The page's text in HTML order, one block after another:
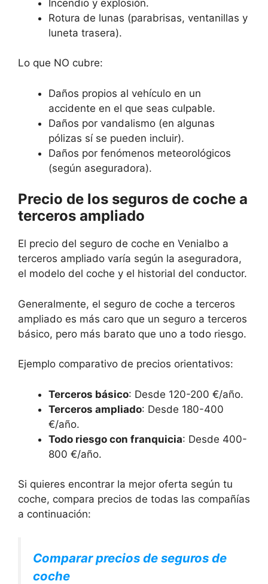
Incendio y explosión.
Rotura de lunas (parabrisas, ventanillas y
luneta trasera).
Lo que NO cubre:
Daños propios al vehículo en un
accidente en el que seas culpable.
Daños por vandalismo (en algunas
pólizas sí se pueden incluir).
Daños por fenómenos meteorológicos
(según aseguradora).
Precio de los seguros de coche a
terceros ampliado
El precio del seguro de coche en Venialbo a
terceros ampliado varía según la aseguradora,
el modelo del coche y el historial del conductor.
Generalmente, el seguro de coche a terceros
ampliado es más caro que un seguro a terceros
básico, pero más barato que uno a todo riesgo.
Ejemplo comparativo de precios orientativos:
Terceros básico: Desde 120-200 €/año.
Terceros ampliado: Desde 180-400
€/año.
Todo riesgo con franquicia: Desde 400-
800 €/año.
Si quieres encontrar la mejor oferta según tu
coche, compara precios de todas las compañías
a continuación:
Comparar precios de seguros de
coche